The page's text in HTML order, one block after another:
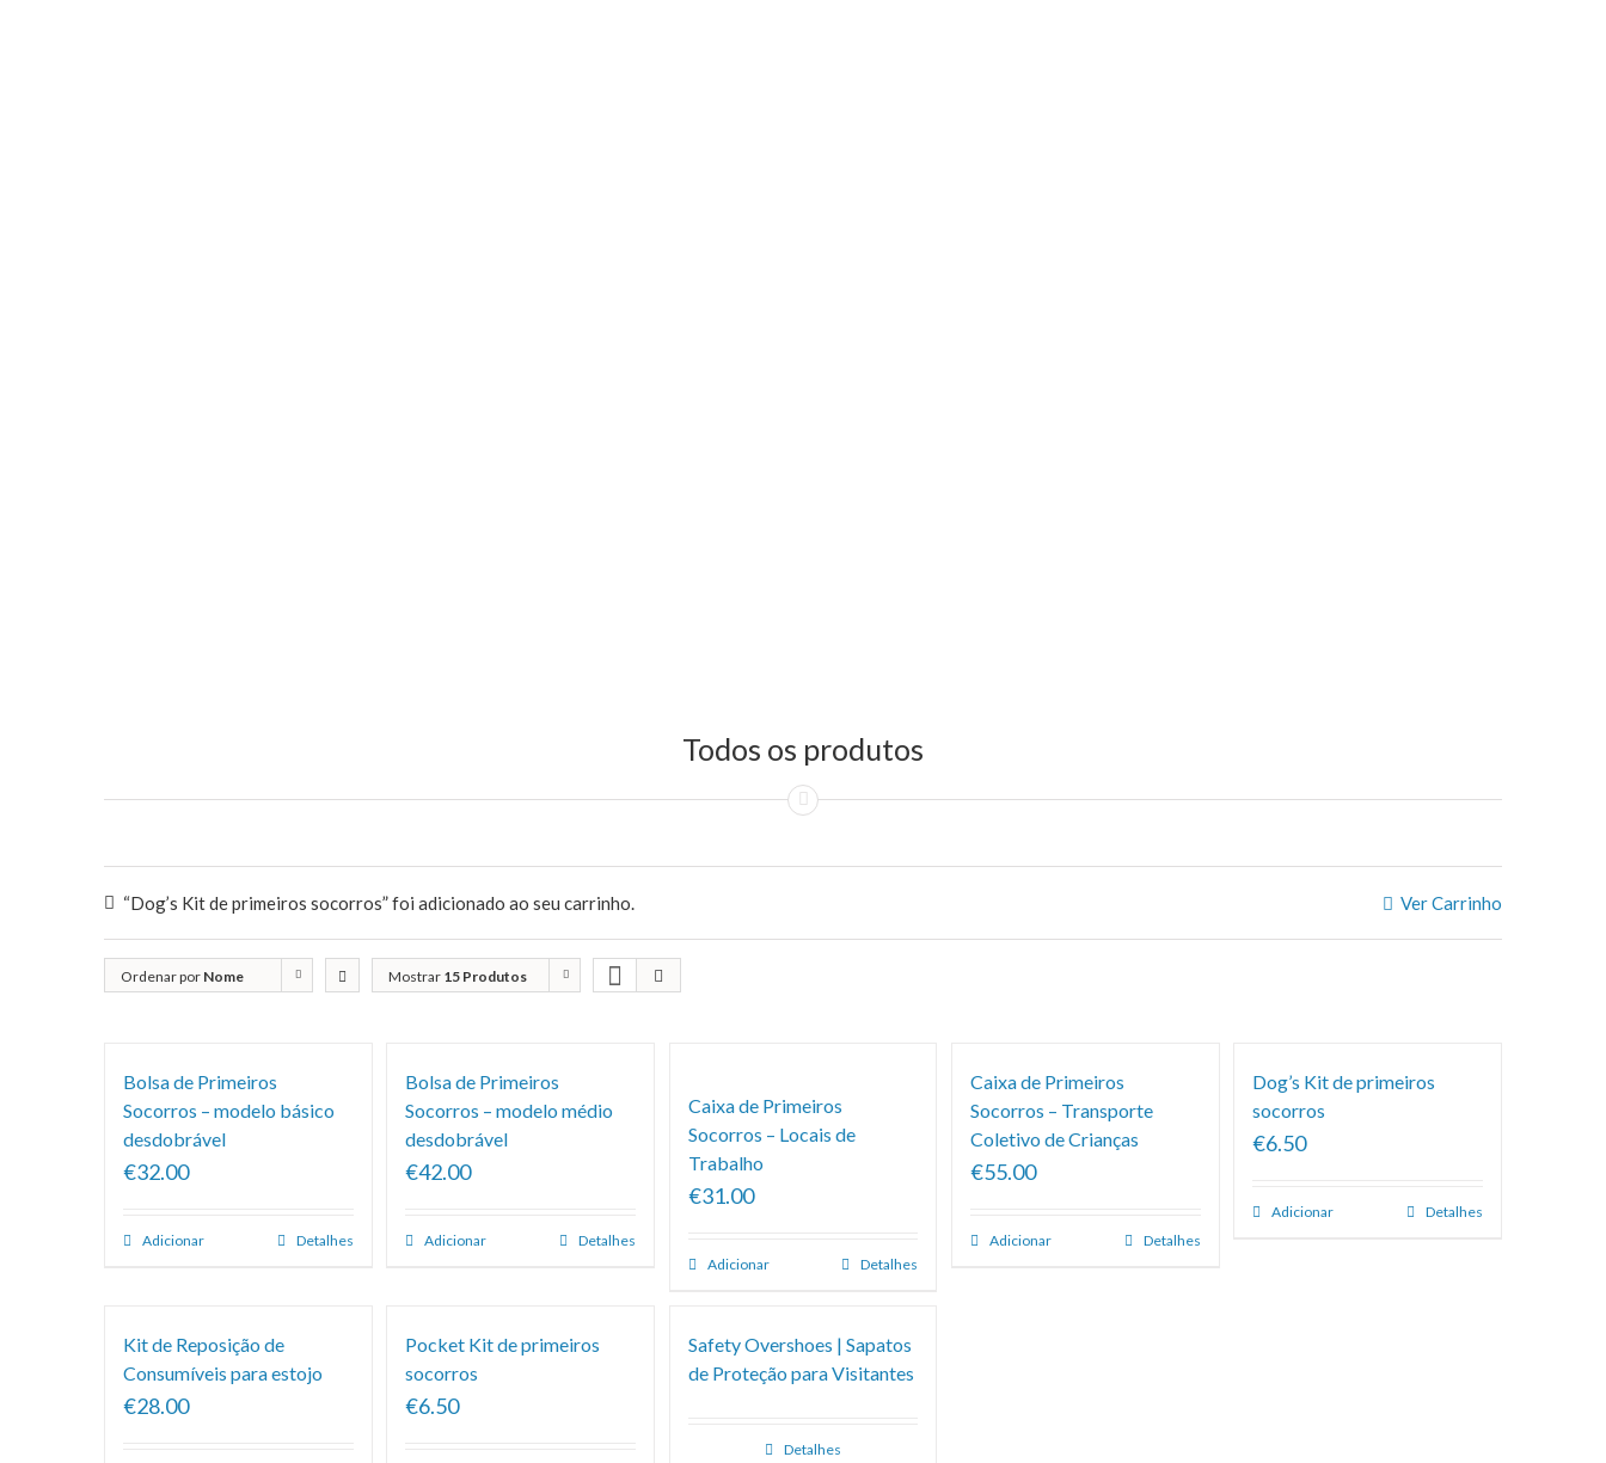
Todos os produtos
Ver Carrinho
“Dog’s Kit de primeiros socorros” foi adicionado ao seu carrinho.
Ordenar por Nome Mostrar 15 Produtos
Bolsa de Primeiros
Socorros – modelo básico
desdobrável
€32.00
Adicionar Detalhes
Bolsa de Primeiros
Socorros – modelo médio
desdobrável
€42.00
Adicionar Detalhes
Caixa de Primeiros
Socorros – Locais de
Trabalho
€31.00
Adicionar Detalhes
Caixa de Primeiros
Socorros – Transporte
Coletivo de Crianças
€55.00
Adicionar Detalhes
Dog’s Kit de primeiros
socorros
€6.50
Adicionar Detalhes
Kit de Reposição de
Consumíveis para estojo
€28.00
Pocket Kit de primeiros
socorros
€6.50
Safety Overshoes | Sapatos
de Proteção para Visitantes
Detalhes